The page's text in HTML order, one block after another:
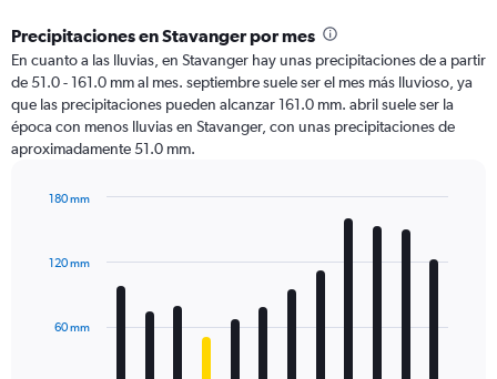
Precipitaciones en Stavanger por mes
En cuanto a las lluvias, en Stavanger hay unas precipitaciones de a partir
de 51.0 - 161.0 mm al mes. septiembre suele ser el mes más lluvioso, ya
que las precipitaciones pueden alcanzar 161.0 mm. abril suele ser la
época con menos lluvias en Stavanger, con unas precipitaciones de
aproximadamente 51.0 mm.
with
12
The
60 mm
120 mm
180 mm